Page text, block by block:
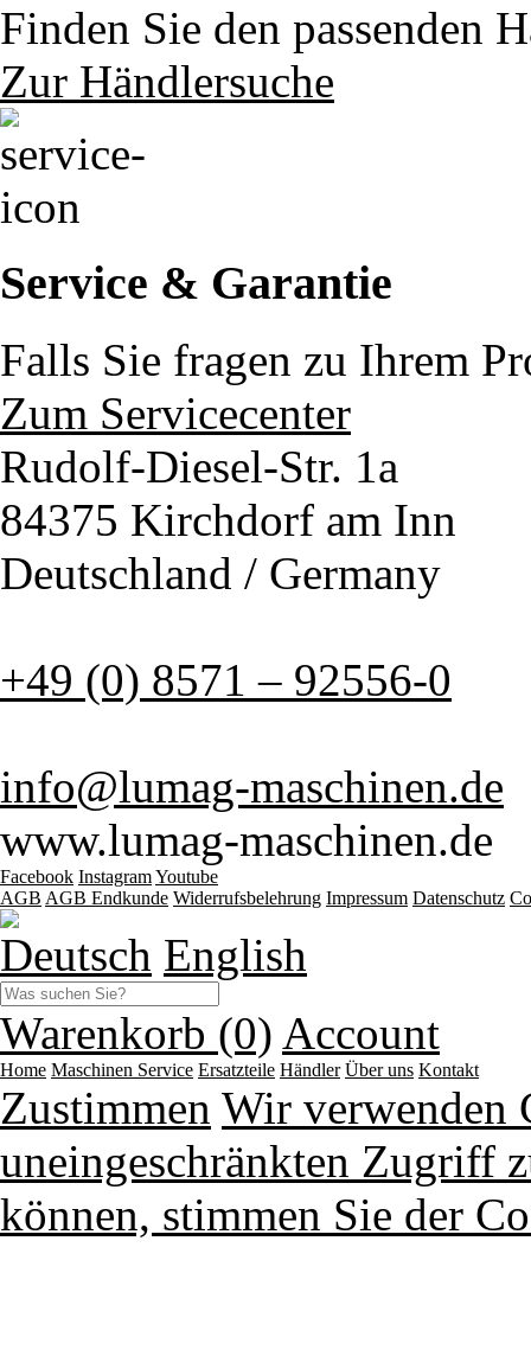
Finden Sie den passenden
Zur Händlersuche
Service & Garantie
Falls Sie fragen zu Ihrem
Zum Servicecenter
Rudolf-Diesel-Str. 1a
84375 Kirchdorf am Inn
Deutschland / Germany
+49 (0) 8571 – 92556-0
info@lumag-maschinen.de
www.lumag-maschinen.de
Facebook InstagramYoutube
AGB AGB Endkunde Widerrufsbelehrung Impressum Datenschutz
Deutsch English
Warenkorb (0) Account
Home Maschinen Service Ersatzteile Händler Über uns Kontakt
Zustimmen Wir verwenden
uneingeschränkten Zugriff
können, stimmen Sie der